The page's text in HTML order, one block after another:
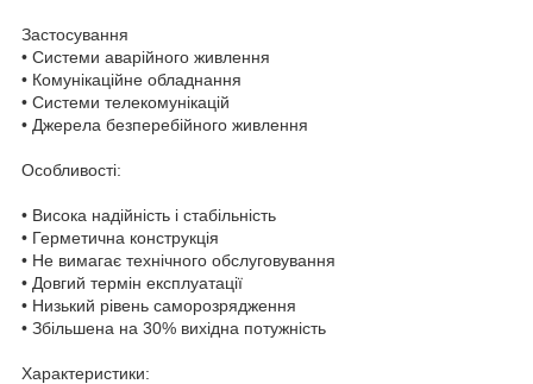
Застосування
• Системи аварійного живлення
• Комунікаційне обладнання
• Системи телекомунікацій
• Джерела безперебійного живлення
Особливості:
• Висока надійність і стабільність
• Герметична конструкція
• Не вимагає технічного обслуговування
• Довгий термін експлуатації
• Низький рівень саморозрядження
• Збільшена на 30% вихідна потужність
Характеристики: